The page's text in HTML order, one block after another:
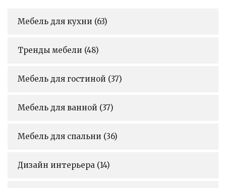
Мебель для кухни (63)
Тренды мебели (48)
Мебель для гостиной (37)
Мебель для ванной (37)
Мебель для спальни (36)
Дизайн интерьера (14)